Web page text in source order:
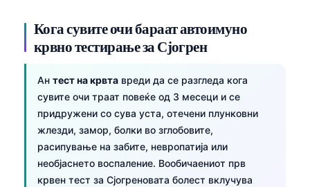
Кога сувите очи бараат автоимуно
крвно тестирање за Сјогрен
Ан тест на крвта вреди да се разгледа кога
сувите очи траат повеќе од 3 месеци и се
придружени со сува уста, отечени плунковни
жлезди, замор, болки во зглобовите,
расипување на забите, невропатија или
необјаснето воспаление. Вообичаениот прв
крвен тест за Сјогреновата болест вклучува